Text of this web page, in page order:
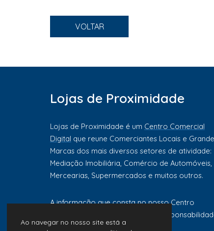
Ao navegar no nosso site está a
VOLTAR
Lojas de Proximidade
Lojas de Proximidade é um Centro Comercial
Digital que reune Comerciantes Locais e
Marcas dos mais diversos setores de atividade:
Mediação Imobiliária, Comércio de Automóveis,
Mercearias, Supermercados e muitos outros.
A informação que consta no nosso Centro
Comercial Digital é da exclusiva
de cada comerciante ou marca.